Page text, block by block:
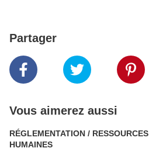
Partager
Vous aimerez aussi
RÉGLEMENTATION / RESSOURCES
HUMAINES